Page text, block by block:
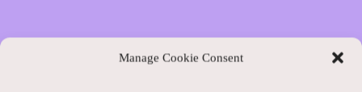
Manage Cookie Consent